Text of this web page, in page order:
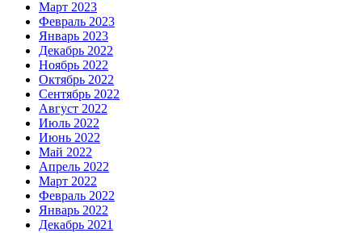
Март 2023
Февраль 2023
Январь 2023
Декабрь 2022
Ноябрь 2022
Октябрь 2022
Сентябрь 2022
Август 2022
Июль 2022
Июнь 2022
Май 2022
Апрель 2022
Март 2022
Февраль 2022
Январь 2022
Декабрь 2021